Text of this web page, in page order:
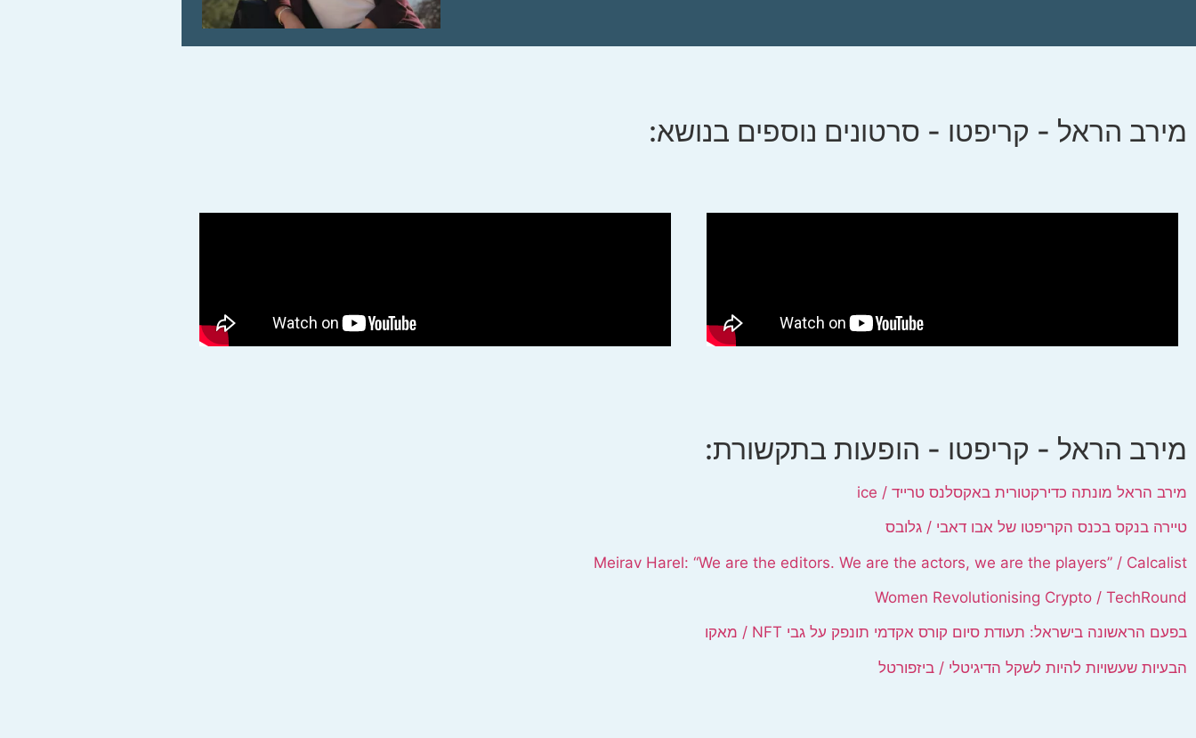
מירב הראל - קריפטו - סרטונים נוספים בנושא:
מירב הראל - קריפטו - הופעות בתקשורת:
מירב הראל מונתה כדירקטורית באקסלנס טרייד / ice
טיירה בנקס בכנס הקריפטו של אבו דאבי / גלובס
Meirav Harel: “We are the editors. We are the actors, we are the players” / Calcalist
Women Revolutionising Crypto / TechRound
בפעם הראשונה בישראל: תעודת סיום קורס אקדמי תונפק על גבי NFT / מאקו
הבעיות שעשויות להיות לשקל הדיגיטלי / ביזפורטל